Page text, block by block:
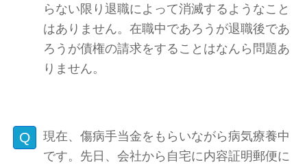
らない限り退職によって消滅するようなこと
はありません。在職中であろうが退職後であ
ろうが債権の請求をすることはなんら問題あ
りません。
現在、傷病手当金をもらいながら病気療養中
です。先日、会社から自宅に内容証明郵便に